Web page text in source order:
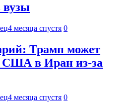
вузы
4 месяца спустя 0
Трамп может
США в Иран из-за
4 месяца спустя 0